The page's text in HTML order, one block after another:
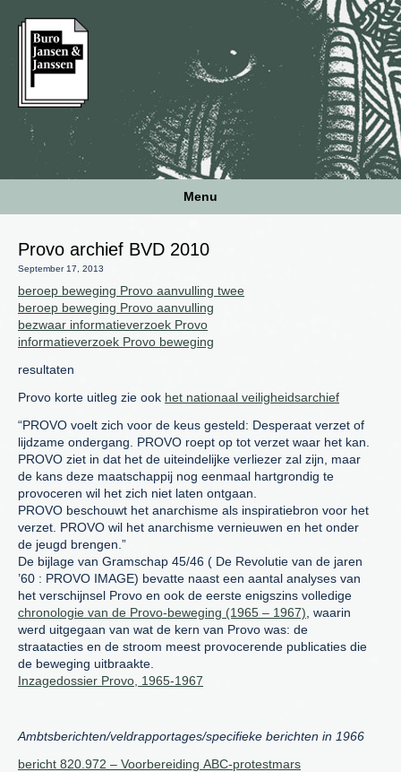
Menu
Provo archief BVD 2010
September 17, 2013
beroep beweging Provo aanvulling twee
beroep beweging Provo aanvulling
bezwaar informatieverzoek Provo
informatieverzoek Provo beweging
resultaten
Provo korte uitleg zie ook het nationaal veiligheidsarchief
“PROVO voelt zich voor de keus gesteld: Desperaat verzet of
lijdzame ondergang. PROVO roept op tot verzet waar het kan.
PROVO ziet in dat het de uiteindelijke verliezer zal zijn, maar
de kans deze maatschappij nog eenmaal hartgrondig te
provoceren wil het zich niet laten ontgaan.
PROVO beschouwt het anarchisme als inspiratiebron voor het
verzet. PROVO wil het anarchisme vernieuwen en het onder
de jeugd brengen.”
De bijlage van Gramschap 45/46 ( De Revolutie van de jaren
’60 : PROVO IMAGE) bevatte naast een aantal analyses van
het verschijnsel Provo en ook de eerste enigszins volledige
chronologie van de Provo-beweging (1965 – 1967) , waarin
werd uitgegaan van wat de kern van Provo was: de
straatacties en de stroom meest provocerende publicaties die
de beweging uitbraakte.
Inzagedossier Provo, 1965-1967
Ambtsberichten/veldrapportages/specifieke berichten in 1966
bericht 820.972 – Voorbereiding ABC-protestmars